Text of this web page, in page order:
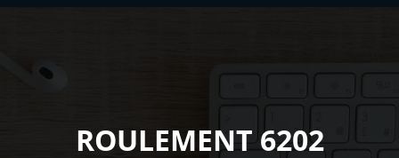
ROULEMENT 6202